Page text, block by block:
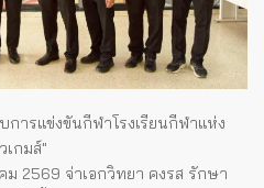
ารแข่งขันกีฬาโรงเรียนกีฬาแห่ง
เกมส์"
จ่าเอกวิทยา คงรส รักษา